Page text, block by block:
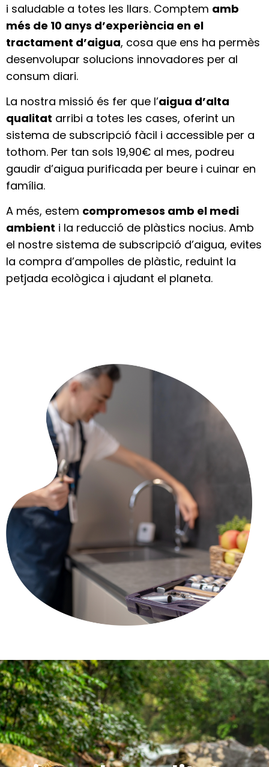
i saludable a totes les llars. Comptem amb
més de 10 anys d’experiència en el
tractament d’aigua, cosa que ens ha permès
desenvolupar solucions innovadores per al
consum diari.
La nostra missió és fer que l’aigua d’alta
qualitat arribi a totes les cases, oferint un
sistema de subscripció fàcil i accessible per a
tothom. Per tan sols 19,90€ al mes, podreu
gaudir d’aigua purificada per beure i cuinar en
família.
A més, estem compromesos amb el medi
ambient i la reducció de plàstics nocius. Amb
el nostre sistema de subscripció d’aigua, evites
la compra d’ampolles de plàstic, reduint la
petjada ecològica i ajudant el planeta.